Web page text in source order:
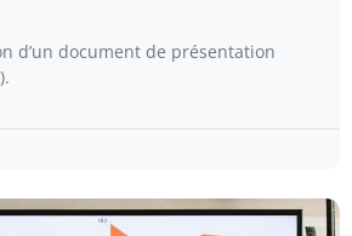
d’un document de présentation